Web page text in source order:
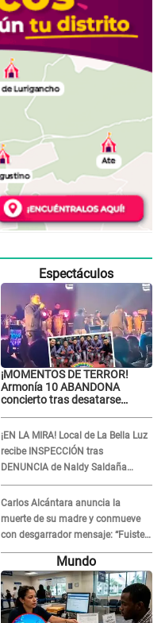
Espectáculos
¡MOMENTOS DE TERROR!
Armonía 10 ABANDONA
concierto tras desatarse
imágenes
¡EN LA MIRA! Local de La Bella Luz
recibe INSPECCIÓN tras
DENUNCIA de Naldy Saldaña
contra el exdirector César Sánchez
Carlos Alcántara anuncia la
muerte de su madre y conmueve
con desgarrador mensaje: “Fuiste
una gran mujer”
Mundo